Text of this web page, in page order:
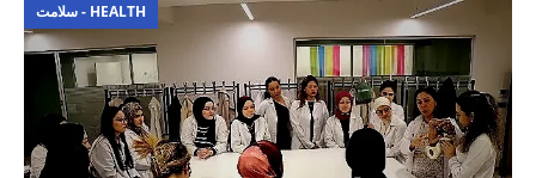
سلامت - HEALTH